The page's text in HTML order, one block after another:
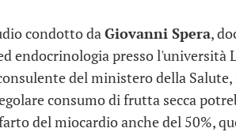
condotto daGiovanni Spera,
endocrinologia presso l'università
del ministero della
consumo di frutta secca
del miocardio anche del 50%,
L'ASILO
I LUOGHI
07 GIU